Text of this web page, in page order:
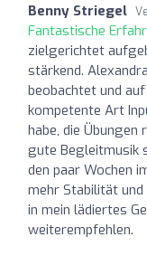
Benny Striegel
Fantastische
zielgerichtet
stärkend.
beobachtet und
kompetente Art
habe, die Übungen
gute Begleitmusik
den paar Wochen
mehr Stabilität
in mein lädiertes
weiterempfehlen.